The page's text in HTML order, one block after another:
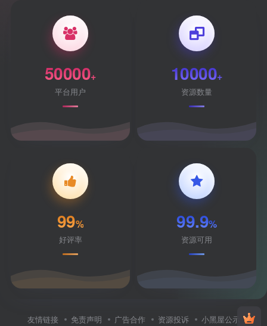
50000+
平台用户
10000+
资源数量
99%
好评率
99.9%
资源可用
友情链接 免责声明 广告合作 资源投诉 小黑屋公示